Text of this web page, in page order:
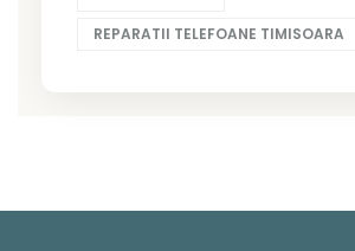
REPARATII TELEFOANE TIMISOARA